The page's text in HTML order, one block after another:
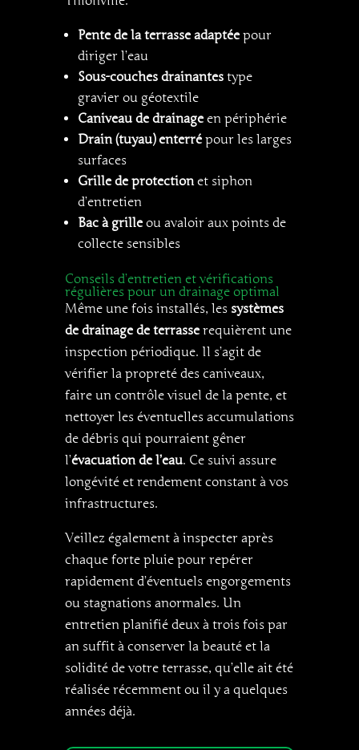
Pente de la terrasse adaptée pour
diriger l’eau
Sous-couches drainantes type
gravier ou géotextile
Caniveau de drainage en périphérie
Drain (tuyau) enterré pour les larges
surfaces
Grille de protection et siphon
d’entretien
Bac à grille ou avaloir aux points de
collecte sensibles
Conseils d’entretien et vérifications
régulières pour un drainage optimal
Même une fois installés, les systèmes
de drainage de terrasse requièrent une
inspection périodique. Il s’agit de
vérifier la propreté des caniveaux,
faire un contrôle visuel de la pente, et
nettoyer les éventuelles accumulations
de débris qui pourraient gêner
l’évacuation de l’eau. Ce suivi assure
longévité et rendement constant à vos
infrastructures.
Veillez également à inspecter après
chaque forte pluie pour repérer
rapidement d’éventuels engorgements
ou stagnations anormales. Un
entretien planifié deux à trois fois par
an suffit à conserver la beauté et la
solidité de votre terrasse, qu’elle ait été
réalisée récemment ou il y a quelques
années déjà.